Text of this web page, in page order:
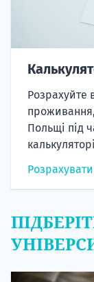
Розрахуйте
Польщі під
Розрахувати